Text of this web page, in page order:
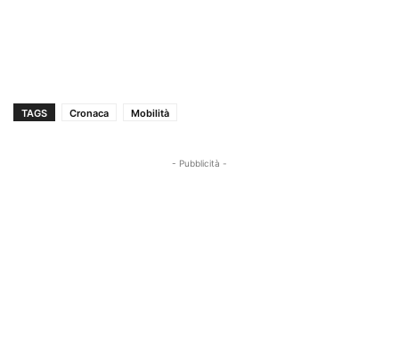
TAGS Cronaca Mobilità
- Pubblicità -